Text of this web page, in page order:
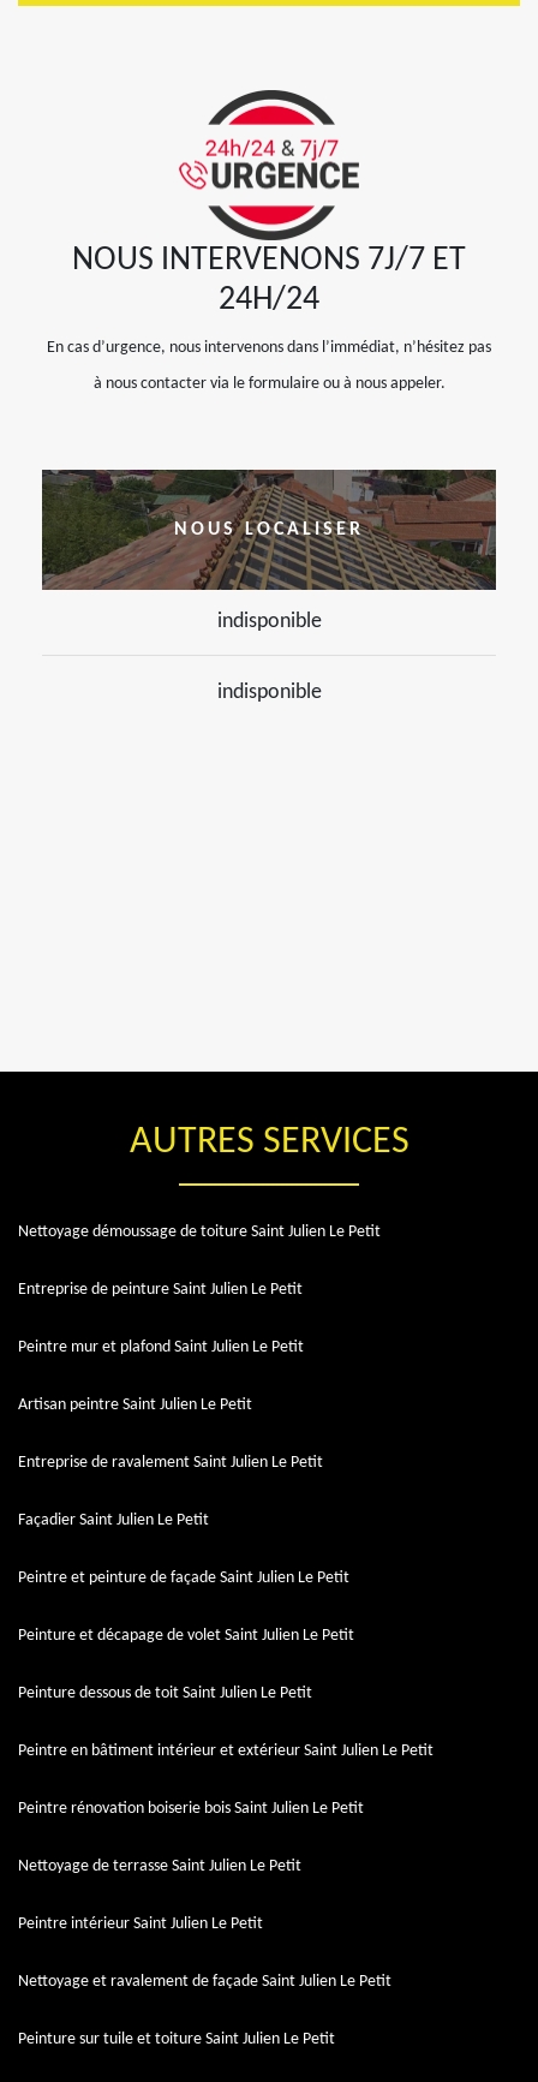
NOUS INTERVENONS 7J/7 ET
24H/24
En cas d’urgence, nous intervenons dans l’immédiat, n’hésitez pas
à nous contacter via le formulaire ou à nous appeler.
NOUS LOCALISER
indisponible
indisponible
AUTRES SERVICES
Nettoyage démoussage de toiture Saint Julien Le Petit
Entreprise de peinture Saint Julien Le Petit
Peintre mur et plafond Saint Julien Le Petit
Artisan peintre Saint Julien Le Petit
Entreprise de ravalement Saint Julien Le Petit
Façadier Saint Julien Le Petit
Peintre et peinture de façade Saint Julien Le Petit
Peinture et décapage de volet Saint Julien Le Petit
Peinture dessous de toit Saint Julien Le Petit
Peintre en bâtiment intérieur et extérieur Saint Julien Le Petit
Peintre rénovation boiserie bois Saint Julien Le Petit
Nettoyage de terrasse Saint Julien Le Petit
Peintre intérieur Saint Julien Le Petit
Nettoyage et ravalement de façade Saint Julien Le Petit
Peinture sur tuile et toiture Saint Julien Le Petit